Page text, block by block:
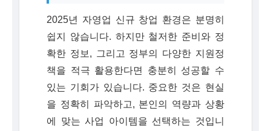
2025년 자영업 신규 창업 환경은 분명히
쉽지 않습니다. 하지만 철저한 준비와 정
확한 정보, 그리고 정부의 다양한 지원정
책을 적극 활용한다면 충분히 성공할 수
있는 기회가 있습니다. 중요한 것은 현실
을 정확히 파악하고, 본인의 역량과 상황
에 맞는 사업 아이템을 선택하는 것입니